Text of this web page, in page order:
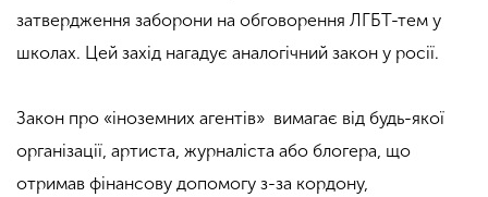
затвердження заборони на обговорення ЛГБТ-тем у
школах. Цей захід нагадує аналогічний закон у росії.
Закон про «іноземних агентів» вимагає від будь-якої
організації, артиста, журналіста або блогера, що
отримав фінансову допомогу з-за кордону,